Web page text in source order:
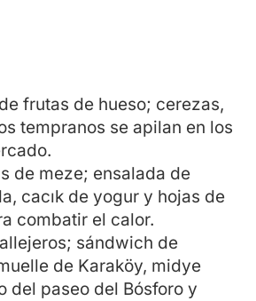
frutas de hueso; cerezas,
tempranos se apilan en los
de meze; ensalada de
cacık de yogur y hojas de
combatir el calor.
sándwich de
de Karaköy, midye
del paseo del Bósforo y